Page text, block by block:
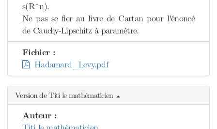
s(R^n).
Ne pas se fier au livre de Cartan pour l'énoncé
de Cauchy-Lipschitz à paramètre.
Fichier :
Hadamard_Levy.pdf
Version de Titi le mathématicien
Auteur :